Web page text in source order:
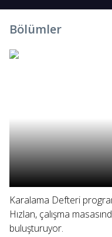
Bölümler
Karalama Defteri
Hızlan, çalışma
buluşturuyor.